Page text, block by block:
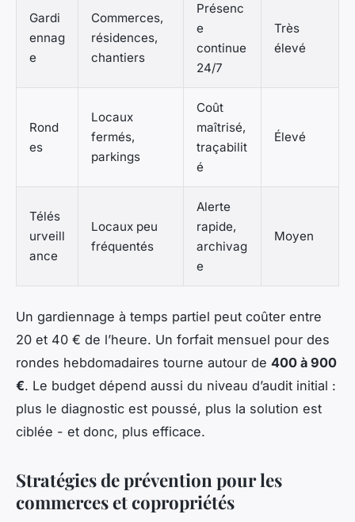
Gardi
ennag
e
Commerces,
résidences,
chantiers
Présenc
e
continue
24/7
Très
élevé
Rond
es
Locaux
fermés,
parkings
Coût
maîtrisé,
traçabilit
é
Élevé
Télés
urveill
ance
Locaux peu
fréquentés
Alerte
rapide,
archivag
e
Moyen
Un gardiennage à temps partiel peut coûter entre
20 et 40 € de l’heure. Un forfait mensuel pour des
rondes hebdomadaires tourne autour de 400 à 900
€. Le budget dépend aussi du niveau d’audit initial :
plus le diagnostic est poussé, plus la solution est
ciblée - et donc, plus efficace.
Stratégies de prévention pour les
commerces et copropriétés